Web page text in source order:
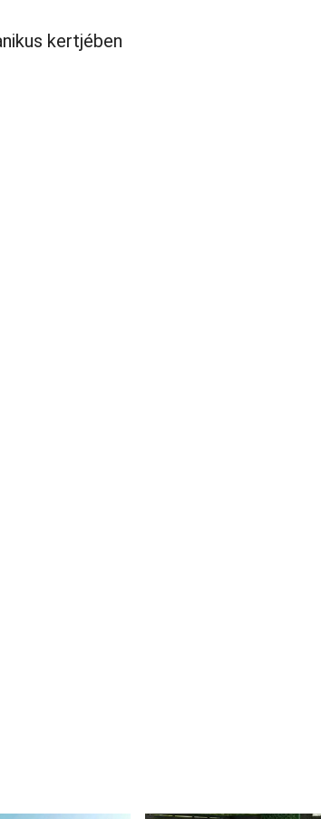
kertjében